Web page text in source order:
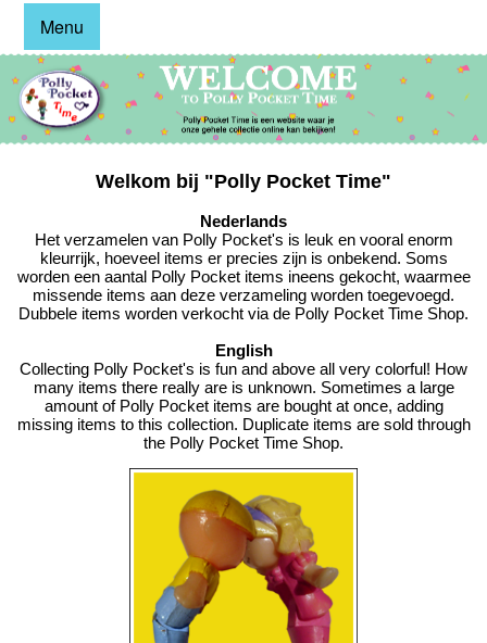
Menu
Welkom bij "Polly Pocket Time"
Nederlands
Het verzamelen van Polly Pocket's is leuk en vooral enorm
kleurrijk, hoeveel items er precies zijn is onbekend. Soms
worden een aantal Polly Pocket items ineens gekocht, waarmee
missende items aan deze verzameling worden toegevoegd.
Dubbele items worden verkocht via de Polly Pocket Time Shop.
English
Collecting Polly Pocket's is fun and above all very colorful! How
many items there really are is unknown. Sometimes a large
amount of Polly Pocket items are bought at once, adding
missing items to this collection. Duplicate items are sold through
the Polly Pocket Time Shop.